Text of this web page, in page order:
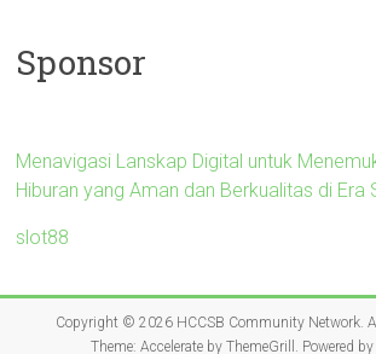
Sponsor
Menavigasi Lanskap Digital untuk
Hiburan yang Aman dan Berkualitas di Era
slot88
Copyright © 2026 HCCSB Community Network.
Theme: Accelerateby ThemeGrill. Powered by